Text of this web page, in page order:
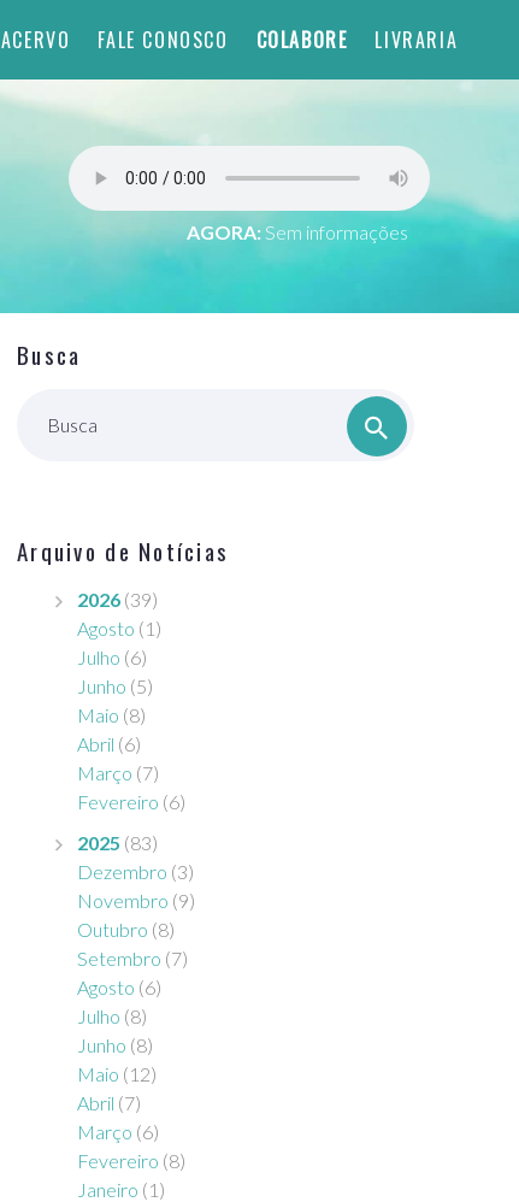
ACERVO FALE CONOSCO COLABORE LIVRARIA
AGORA: Sem informações
Busca
Busca
Arquivo de Notícias
2026 (39)
Agosto (1)
Julho (6)
Junho (5)
Maio (8)
Abril (6)
Março (7)
Fevereiro (6)
2025 (83)
Dezembro (3)
Novembro (9)
Outubro (8)
Setembro (7)
Agosto (6)
Julho (8)
Junho (8)
Maio (12)
Abril (7)
Março (6)
Fevereiro (8)
Janeiro (1)